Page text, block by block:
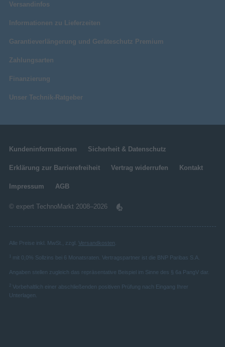
Versandinfos
Informationen zu Lieferzeiten
Garantieverlängerung und Geräteschutz Premium
Zahlungsarten
Finanzierung
Unser Technik-Ratgeber
Kundeninformationen Sicherheit & Datenschutz
Erklärung zur Barrierefreiheit Vertrag widerrufen Kontakt
Impressum AGB
© expert TechnoMarkt 2008–2026
Alle Preise inkl. MwSt., zzgl. Versandkosten
mit 0,0% Sollzins bei 6 Monatsraten. Vertragspartner ist die BNP Paribas S.A.
Angaben stellen zugleich das repräsentative Beispiel im Sinne des § 6a PangV dar.
2 Vorbehaltlich einer abschließenden positiven Prüfung nach Eingang Ihrer
Unterlagen.